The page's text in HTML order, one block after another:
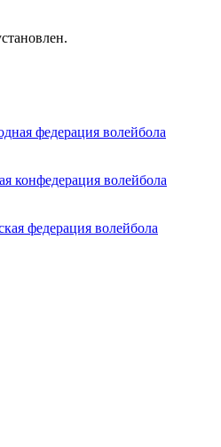
федерация волейбола
конфедерация волейбола
федерация волейбола